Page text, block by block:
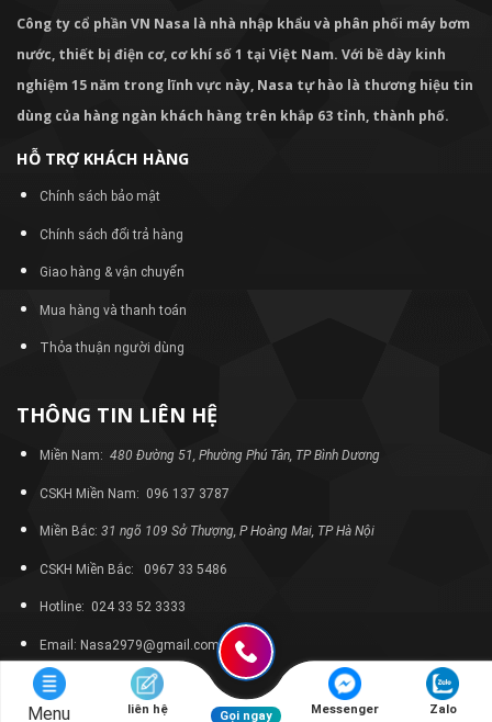
Công ty cổ phần VN Nasa là nhà nhập khẩu và phân phối máy bơm
nước, thiết bị điện cơ, cơ khí số 1 tại Việt Nam. Với bề dày kinh
nghiệm 15 năm trong lĩnh vực này, Nasa tự hào là thương hiệu tin
dùng của hàng ngàn khách hàng trên khắp 63 tỉnh, thành phố.
HỖ TRỢ KHÁCH HÀNG
Chính sách bảo mật
Chính sách đổi trả hàng
Giao hàng & vận chuyển
Mua hàng và thanh toán
Thỏa thuận người dùng
THÔNG TIN LIÊN HỆ
Miền Nam: 480 Đường 51, Phường Phú Tân, TP Bình Dương
CSKH Miền Nam: 096 137 3787
Miền Bắc: 31 ngõ 109 Sở Thượng, P Hoàng Mai, TP Hà Nội
CSKH Miền Bắc: 0967 33 5486
Hotline: 024 33 52 3333
Email: Nasa2979@gmail.com
Menu liên hệ Gọi ngay Messenger Zalo